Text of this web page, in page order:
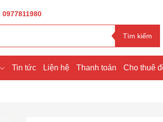
0977811980
Tìm kiếm
Tin tức Liện hệ Thanh toán Cho thuê